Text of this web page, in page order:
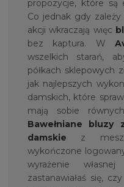
propozycje, które są
Co jednak gdy
akcji wkraczają więc
bez kaptura. W
wszelkich starań,
półkach sklepowych
jak najlepszych
damskich, które
mają sobie
Bawełniane bluzy
damskie z
wykończone
wyrażenie
zastanawiałaś się,